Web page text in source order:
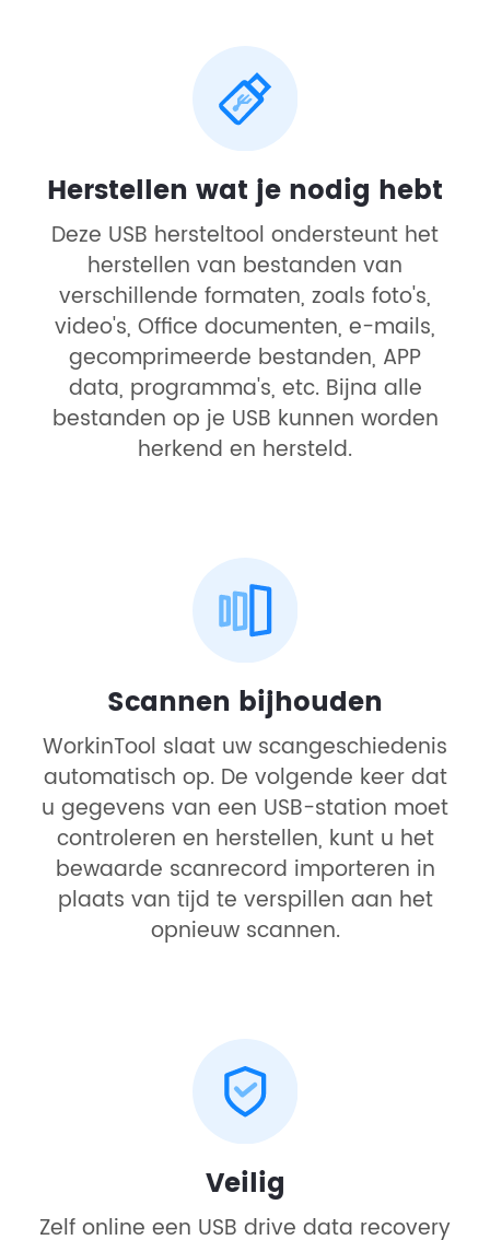
Herstellen wat je nodig hebt
Deze USB hersteltool ondersteunt het
herstellen van bestanden van
verschillende formaten, zoals foto's,
video's, Office documenten, e-mails,
gecomprimeerde bestanden, APP
data, programma's, etc. Bijna alle
bestanden op je USB kunnen worden
herkend en hersteld.
Scannen bijhouden
WorkinTool slaat uw scangeschiedenis
automatisch op. De volgende keer dat
u gegevens van een USB-station moet
controleren en herstellen, kunt u het
bewaarde scanrecord importeren in
plaats van tijd te verspillen aan het
opnieuw scannen.
Veilig
Zelf online een USB drive data recovery